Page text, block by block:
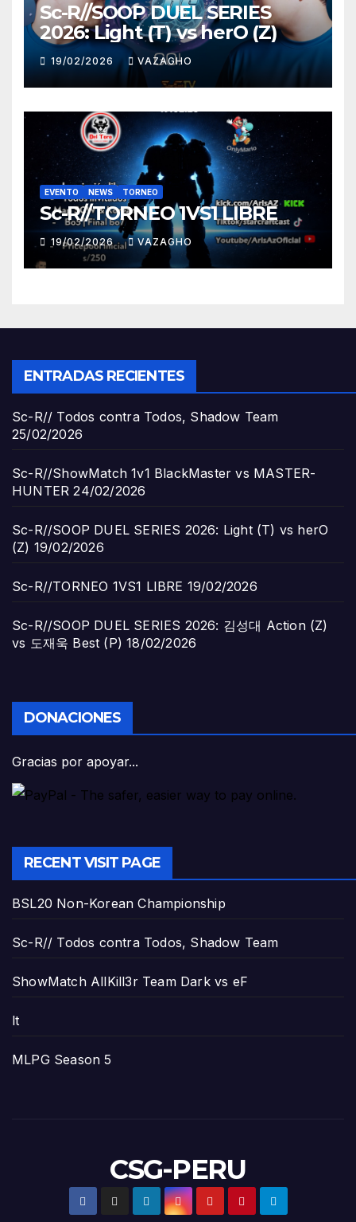
Sc-R//SOOP DUEL SERIES
2026: Light (T) vs herO (Z)
19/02/2026 VAZAGHO
EVENTO NEWS TORNEO
Sc-R//TORNEO 1VS1 LIBRE
19/02/2026 VAZAGHO
ENTRADAS RECIENTES
Sc-R// Todos contra Todos, Shadow Team
25/02/2026
Sc-R//ShowMatch 1v1 BlackMaster vs MASTER-
HUNTER 24/02/2026
Sc-R//SOOP DUEL SERIES 2026: Light (T) vs herO
(Z) 19/02/2026
Sc-R//TORNEO 1VS1 LIBRE 19/02/2026
Sc-R//SOOP DUEL SERIES 2026: 김성대 Action (Z)
vs 도재욱 Best (P) 18/02/2026
DONACIONES
Gracias por apoyar...
RECENT VISIT PAGE
BSL20 Non-Korean Championship
Sc-R// Todos contra Todos, Shadow Team
ShowMatch AllKill3r Team Dark vs eF
lt
MLPG Season 5
CSG-PERU